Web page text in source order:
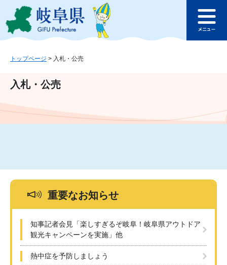
ジ
ュ
文
このページの本文へ
ュ
トップページ > 入札・公売
入札・公売
重要なお知らせ
知事記者会見「楽しすぎるぞ岐阜！岐阜県アウトドア
観光キャンペーンを実施」他
熱中症を予防しましょう